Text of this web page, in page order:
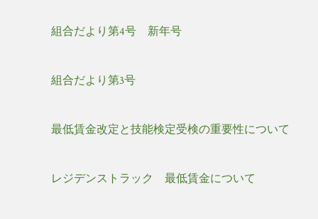
組合だより第4号 新年号
組合だより第3号
最低賃金改定と技能検定受検の重要性について
レジデンストラック 最低賃金について